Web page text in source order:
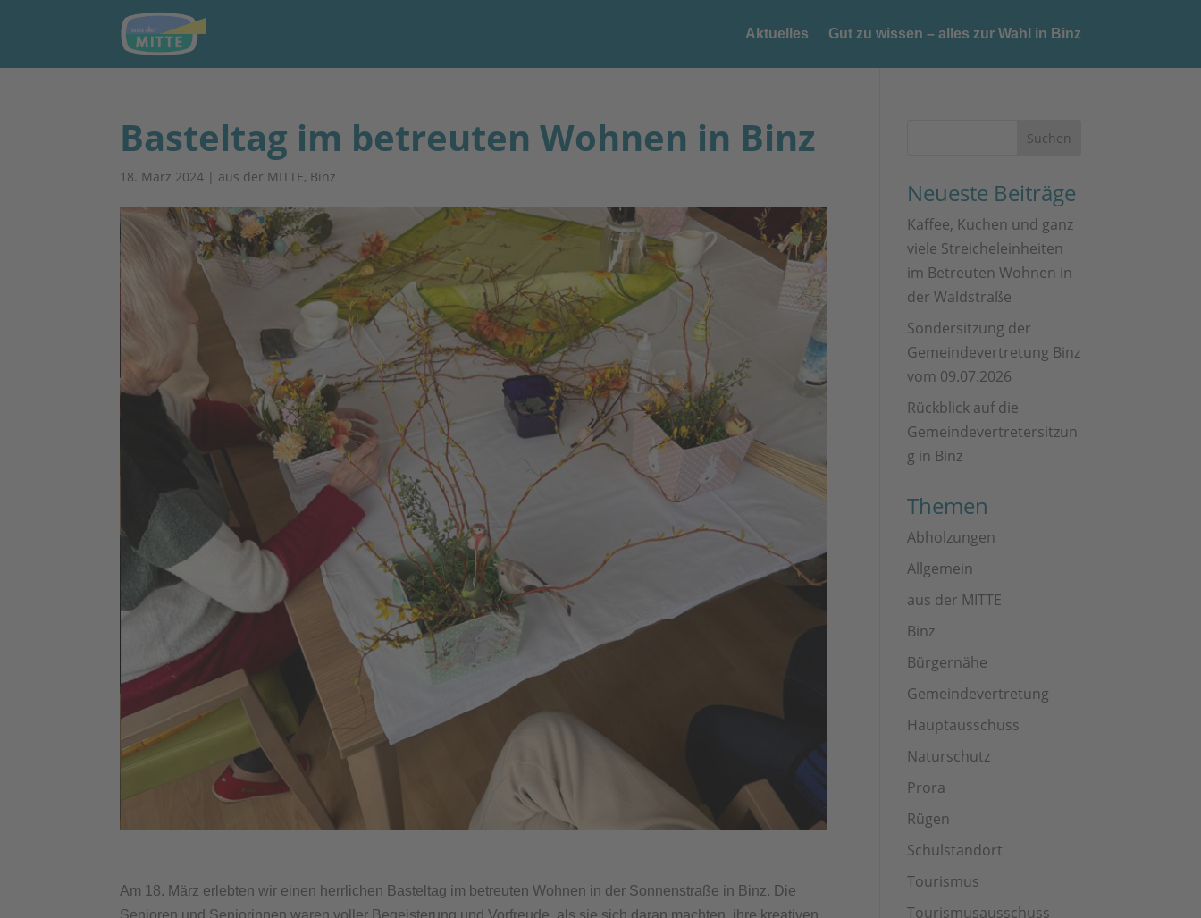
Aktuelles Gut zu wissen – alles zur Wahl in Binz
Basteltag im betreuten Wohnen in Binz
18. März 2024 | aus der MITTE, Binz
Am 18. März erlebten wir einen herrlichen Basteltag im betreuten Wohnen in der Sonnenstraße in Binz. Die
Neueste Beiträge
Kaffee, Kuchen und ganz
viele Streicheleinheiten
im Betreuten Wohnen in
der Waldstraße
Sondersitzung der
Gemeindevertretung Binz
vom 09.07.2026
Rückblick auf die
Gemeindevertretersitzun
g in Binz
Themen
Abholzungen
Allgemein
aus der MITTE
Binz
Bürgernähe
Gemeindevertretung
Hauptausschuss
Naturschutz
Prora
Rügen
Schulstandort
Tourismus
Tourismusausschuss